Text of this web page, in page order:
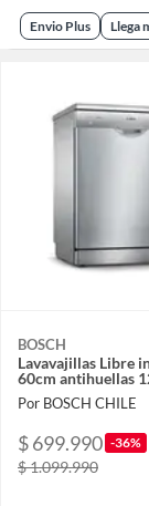
Envio Plus Llega
BOSCH
Lavavajillas Libre
60cm antihuellas
Por BOSCH CHILE
$ 699.990 -36%
$ 1.099.990